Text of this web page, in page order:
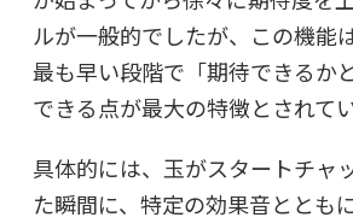
ルが一般的でしたが、この機能
最も早い段階で「期待できるか
できる点が最大の特徴とされてい
具体的には、玉がスタートチャ
た瞬間に、特定の効果音ととも